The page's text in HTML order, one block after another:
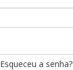
Esqueceu a senha?